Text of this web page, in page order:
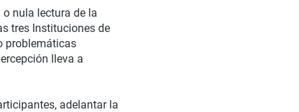
nula lectura de la
tres Instituciones de
problemáticas
lleva a
adelantar la